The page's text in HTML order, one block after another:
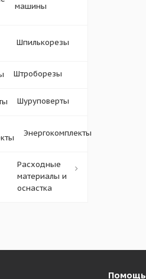
машины
Шпилькорезы
Штроборезы
Шуруповерты
Энергокомплекты
Расходные
материалы и
оснастка
Помощь